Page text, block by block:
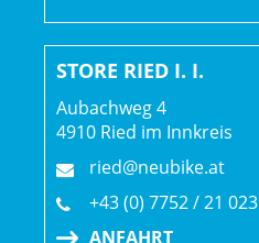
STORE RIED I. I.
Aubachweg 4
4910 Ried im Innkreis
ried@neubike.at
+43 (0) 7752 / 21 023
ANFAHRT